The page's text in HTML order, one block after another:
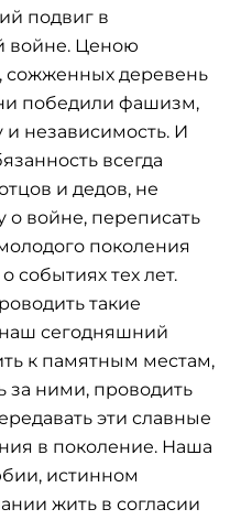
подвиг в
войне. Ценою
деревень
победили фашизм,
и независимость. И
всегда
и дедов, не
о войне, переписать
поколения
тех лет.
такие
сегодняшний
к памятным местам,
за ними, проводить
эти славные
в поколение. Наша
истинном
жить в согласии